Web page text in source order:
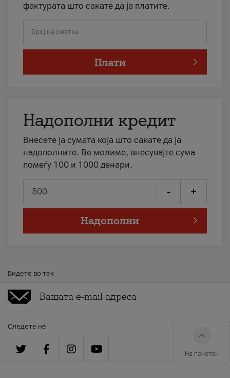
фактурата што сакате да ја платите.
Број на сметка
Плати
Надополни кредит
Внесете ја сумата која што сакате да ја
надополните. Ве молиме, внесувајте сума
помеѓу 100 и 1000 денари.
- +
Надополни
Бидете во тек
Следете нè
На почеток